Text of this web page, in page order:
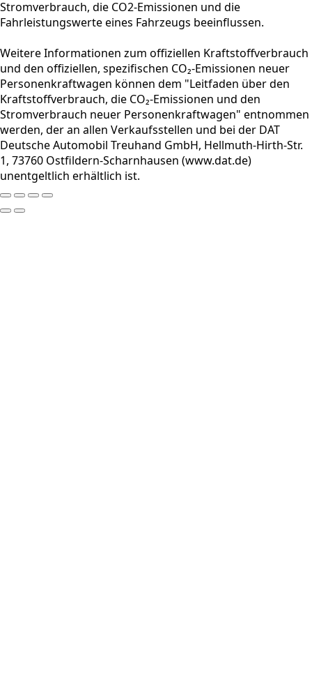
Stromverbrauch, die CO2-Emissionen und die
Fahrleistungswerte eines Fahrzeugs beeinflussen.
Weitere Informationen zum offiziellen Kraftstoffverbrauch
und den offiziellen, spezifischen CO₂-Emissionen neuer
Personenkraftwagen können dem "Leitfaden über den
Kraftstoffverbrauch, die CO₂-Emissionen und den
Stromverbrauch neuer Personenkraftwagen" entnommen
werden, der an allen Verkaufsstellen und bei der DAT
Deutsche Automobil Treuhand GmbH, Hellmuth-Hirth-Str.
1, 73760 Ostfildern-Scharnhausen (www.dat.de)
unentgeltlich erhältlich ist.